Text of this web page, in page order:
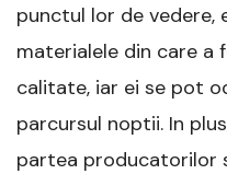
punctul lor de
materialele din care a
calitate, iar ei se pot
parcursul noptii. In
partea producatorilor